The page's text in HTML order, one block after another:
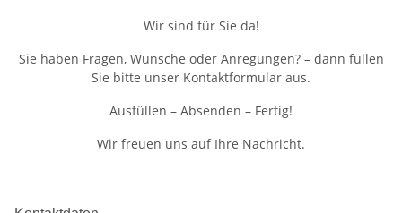
Wir sind für Sie da!
Sie haben Fragen, Wünsche oder Anregungen? – dann füllen
Sie bitte unser Kontaktformular aus.
Ausfüllen – Absenden – Fertig!
Wir freuen uns auf Ihre Nachricht.